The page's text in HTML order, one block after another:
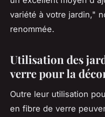
variété à votre jardin,"
renommée.
Utilisation des
verre pour la
Outre leur utilisation
en fibre de verre